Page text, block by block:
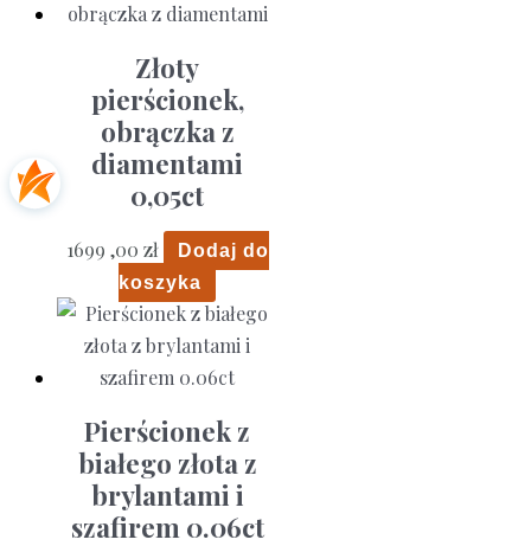
Złoty
pierścionek,
obrączka z
diamentami
0,05ct
1699 ,00 zł
Dodaj do
koszyka
Pierścionek z
białego złota z
brylantami i
szafirem 0.06ct